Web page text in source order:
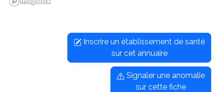
Inscrire un établissement de santé
sur cet annuaire
Signaler une anomalie
sur cette fiche